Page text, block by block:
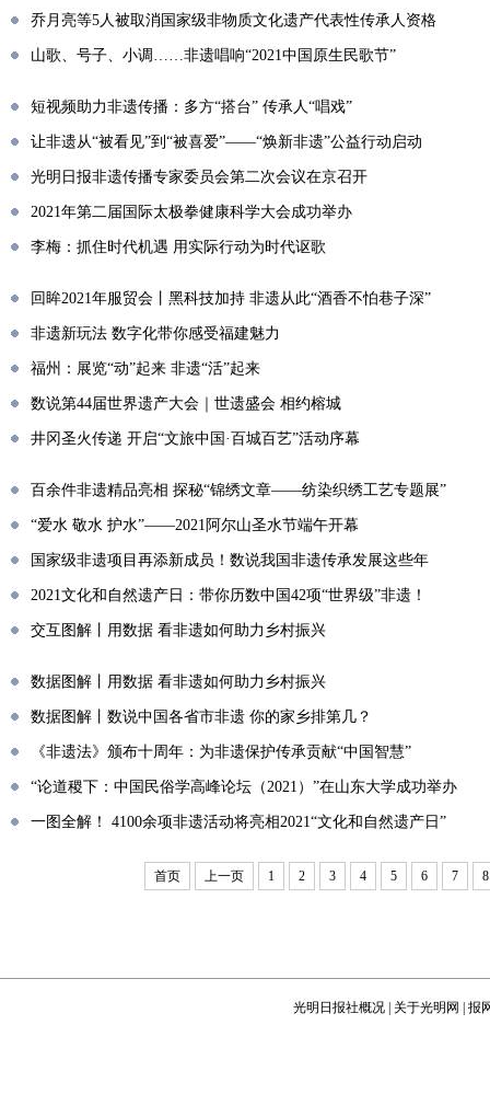
乔月亮等5人被取消国家级非物质文化遗产代表性传承人资格
山歌、号子、小调……非遗唱响“2021中国原生民歌节”
短视频助力非遗传播：多方“搭台” 传承人“唱戏”
让非遗从“被看见”到“被喜爱”——“焕新非遗”公益行动启动
光明日报非遗传播专家委员会第二次会议在京召开
2021年第二届国际太极拳健康科学大会成功举办
李梅：抓住时代机遇 用实际行动为时代讴歌
回眸2021年服贸会丨黑科技加持 非遗从此“酒香不怕巷子深”
非遗新玩法 数字化带你感受福建魅力
福州：展览“动”起来 非遗“活”起来
数说第44届世界遗产大会｜世遗盛会 相约榕城
井冈圣火传递 开启“文旅中国·百城百艺”活动序幕
百余件非遗精品亮相 探秘“锦绣文章——纺染织绣工艺专题展”
“爱水 敬水 护水”——2021阿尔山圣水节端午开幕
国家级非遗项目再添新成员！数说我国非遗传承发展这些年
2021文化和自然遗产日：带你历数中国42项“世界级”非遗！
交互图解丨用数据 看非遗如何助力乡村振兴
数据图解丨用数据 看非遗如何助力乡村振兴
数据图解丨数说中国各省市非遗 你的家乡排第几？
《非遗法》颁布十周年：为非遗保护传承贡献“中国智慧”
“论道稷下：中国民俗学高峰论坛（2021）”在山东大学成功举办
一图全解！ 4100余项非遗活动将亮相2021“文化和自然遗产日”
首页 上一页 1 2 3 4 5 6 7 8
光明日报社概况 关于光明网 报